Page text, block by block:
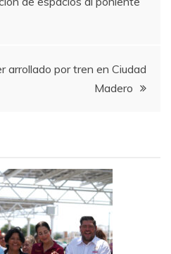
arrollado por tren en Ciudad
Madero